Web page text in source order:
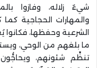
شيءٌ زلاله، وفازوا
والمهارات الحجاجية
الشرعية وحفظها،
ما بلغهم من الوحي،
تنظِّم شئونهم،